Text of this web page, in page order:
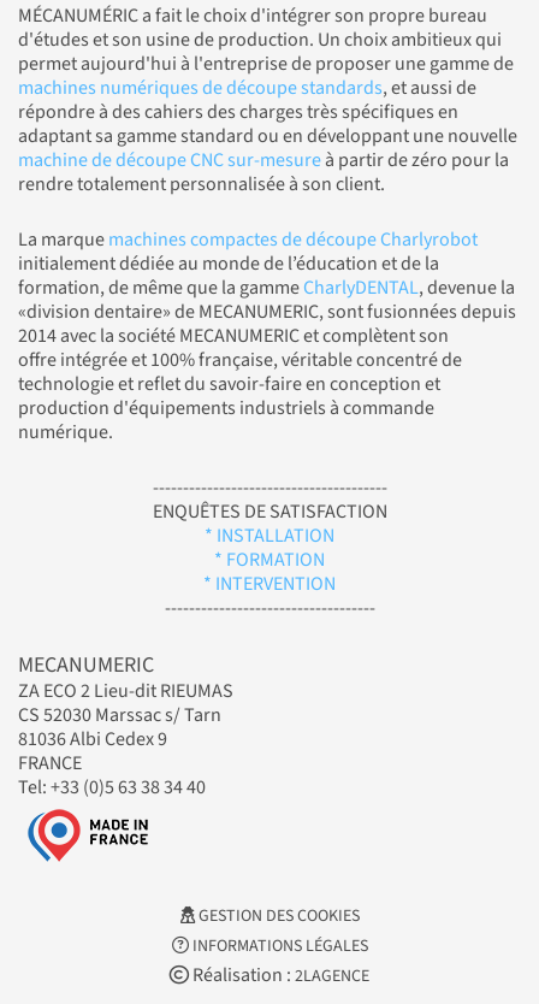
MÉCANUMÉRIC a fait le choix d'intégrer son propre bureau
d'études et son usine de production. Un choix ambitieux qui
permet aujourd'hui à l'entreprise de proposer une gamme de
machines numériques de découpe standards, et aussi de
répondre à des cahiers des charges très spécifiques en
adaptant sa gamme standard ou en développant une nouvelle
machine de découpe CNC sur-mesureà partir de zéro pour la
rendre totalement personnalisée à son client.
La marquemachines compactes de découpe Charlyrobot
initialement dédiée au monde de l’éducation et de la
formation, de même que la gammeCharlyDENTAL, devenue la
«division dentaire» de MECANUMERIC, sont fusionnées depuis
2014 avec la société MECANUMERIC et complètent son
offre intégrée et 100% française, véritable concentré de
technologie et reflet du savoir-faire en conception et
production d'équipements industriels à commande
numérique.
---------------------------------------
ENQUÊTES DE SATISFACTION
* INSTALLATION
* FORMATION
* INTERVENTION
-----------------------------------
MECANUMERIC
ZA ECO 2 Lieu-dit RIEUMAS
CS 52030 Marssac s/ Tarn
81036 Albi Cedex 9
FRANCE
Tel: +33 (0)5 63 38 34 40
GESTION DES COOKIES
INFORMATIONS LÉGALES
Réalisation : 2LAGENCE